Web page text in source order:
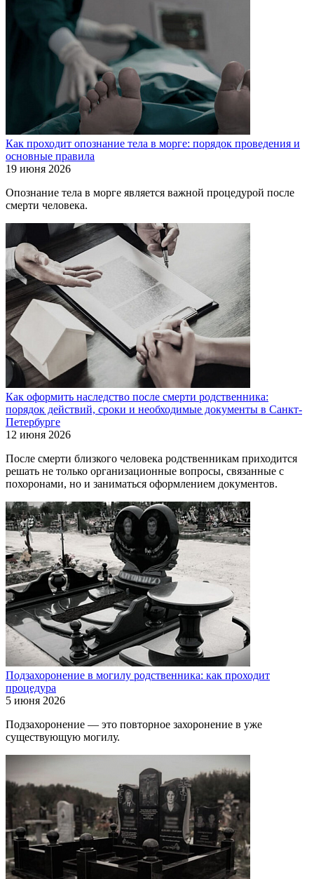
Как проходит опознание тела в морге: порядок проведения и
основные правила
19 июня 2026
Опознание тела в морге является важной процедурой после
смерти человека.
Как оформить наследство после смерти родственника:
порядок действий, сроки и необходимые документы в Санкт-
Петербурге
12 июня 2026
После смерти близкого человека родственникам приходится
решать не только организационные вопросы, связанные с
похоронами, но и заниматься оформлением документов.
Подзахоронение в могилу родственника: как проходит
процедура
5 июня 2026
Подзахоронение — это повторное захоронение в уже
существующую могилу.